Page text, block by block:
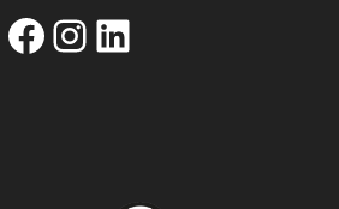
Facebook
Instagram
Linkedin